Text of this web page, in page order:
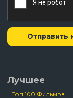
Отправить
Лучшее
Топ 100 Фильмов